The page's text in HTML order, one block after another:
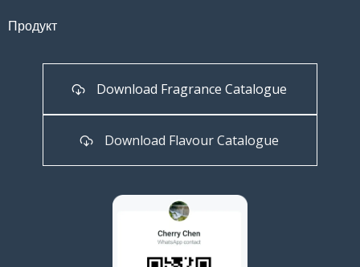
Продукт
Download Fragrance Catalogue
Download Flavour Catalogue